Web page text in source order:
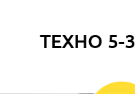
ТЕХНО 5-3